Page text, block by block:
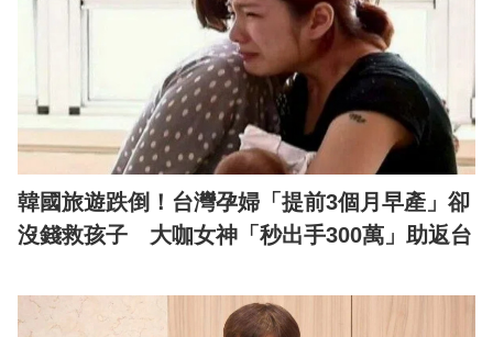
韓國旅遊跌倒！台灣孕婦「提前3個月早產」卻
沒錢救孩子 大咖女神「秒出手300萬」助返台